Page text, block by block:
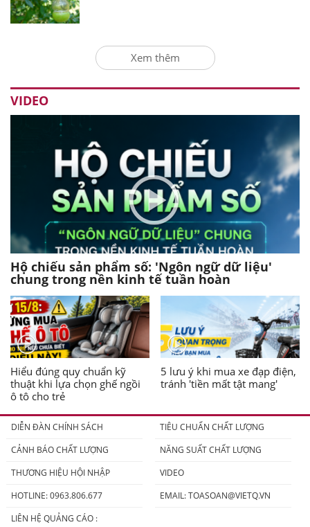
Xem thêm
VIDEO
Hộ chiếu sản phẩm số: 'Ngôn ngữ dữ liệu'
chung trong nền kinh tế tuần hoàn
Hiểu đúng quy chuẩn kỹ
thuật khi lựa chọn ghế ngồi
ô tô cho trẻ
5 lưu ý khi mua xe đạp điện,
tránh 'tiền mất tật mang'
DIỄN ĐÀN CHÍNH SÁCH
TIÊU CHUẨN CHẤT LƯỢNG
CẢNH BÁO CHẤT LƯỢNG
NĂNG SUẤT CHẤT LƯỢNG
THƯƠNG HIỆU HỘI NHẬP
VIDEO
HOTLINE: 0963.806.677
EMAIL:TOASOAN@VIETQ.VN
LIÊN HỆ QUẢNG CÁO :